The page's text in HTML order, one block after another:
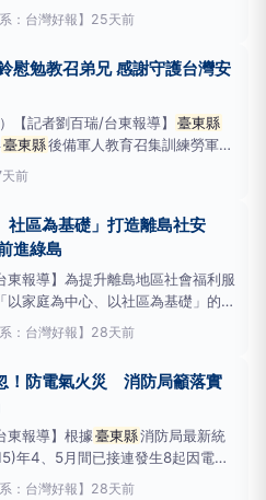
共三筆土地）設定地上權案，現正
9日上午10點，在縣府A201會議室
理想選擇，權利金底價調整
：台灣好報】 25天前
慰勉教召弟兄 感謝守護台灣安
【記者劉百瑞/台東報導】
臺東縣
臺東縣後備軍人教育召集訓練勞軍活
今（12）日與
後備旅旅長黃天驊上校等人，前往公
後備軍人參訓、7成3是臺東鄉親，
前
社區為基礎」打造離島社安
進綠島
東報導】為提升離島地區社會福利服
以家庭為中心、以社區為基礎」的社
臺東縣
政府日前由海岸線區社會
綠島鄉召開跨網絡聯繫會議，邀集綠
與，聚焦離島就醫、獨居老人關懷
：台灣好報】 28天前
！防電氣火災 消防局籲落實
東報導】根據臺東縣消防局最新統
年4、5月間已接連發生8起因電氣
火災，所幸多數案件皆因民眾警覺及
：台灣好報】 28天前